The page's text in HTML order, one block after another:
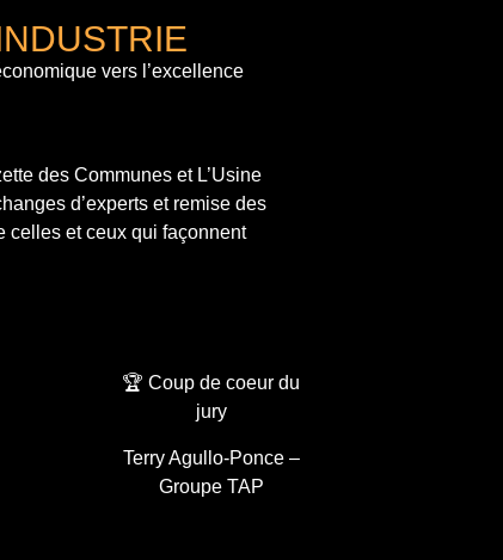
vers l’excellence
des Communes et L’Usine
d’experts et remise des
celles et ceux qui façonnent
🏆 Coup de coeur du
jury
Terry Agullo-Ponce –
Groupe TAP